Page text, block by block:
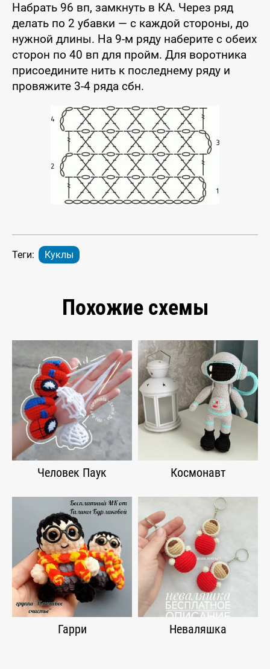
Набрать 96 вп, замкнуть в КА. Через ряд
делать по 2 убавки — с каждой стороны, до
нужной длины. На 9-м ряду наберите с обеих
сторон по 40 вп для пройм. Для воротника
присоедините нить к последнему ряду и
провяжите 3-4 ряда сбн.
Теги: Куклы
Похожие схемы
Человек Паук Космонавт
Гарри Неваляшка